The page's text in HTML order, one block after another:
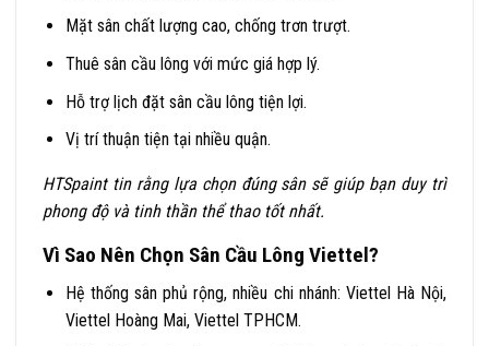
Mặt sân chất lượng cao, chống trơn trượt.
Thuê sân cầu lông với mức giá hợp lý.
Hỗ trợ lịch đặt sân cầu lông tiện lợi.
Vị trí thuận tiện tại nhiều quận.
HTSpaint tin rằng lựa chọn đúng sân sẽ giúp bạn duy trì
phong độ và tinh thần thể thao tốt nhất.
Vì Sao Nên Chọn Sân Cầu Lông Viettel?
Hệ thống sân phủ rộng, nhiều chi nhánh: Viettel Hà Nội,
Viettel Hoàng Mai, Viettel TPHCM.